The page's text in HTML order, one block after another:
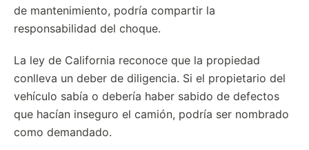
de mantenimiento, podría compartir la
responsabilidad del choque.
La ley de California reconoce que la propiedad
conlleva un deber de diligencia. Si el propietario del
vehículo sabía o debería haber sabido de defectos
que hacían inseguro el camión, podría ser nombrado
como demandado.